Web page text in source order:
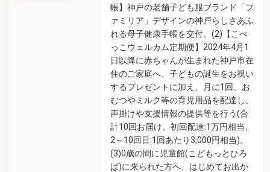
帳】神戸の老舗子ども服ブランド「フ
ァミリア」デザインの神戸らしさあふ
れる母子健康手帳を交付。(2)【こべ
っこウェルカム定期便】2024年4月1
日以降に赤ちゃんが生まれた神戸市在
住のご家庭へ、子どもの誕生をお祝い
するプレゼントに加え、月に1回、お
むつやミルク等の育児用品を配達し、
声掛けや支援情報の提供等を行う(合
計10回お届け。初回配達:1万円相当、
2～10回目:1回あたり3,000円相当)。
(3)0歳の間に児童館(こどもっとひろ
ば)に来られた方へ、はじめてお出か